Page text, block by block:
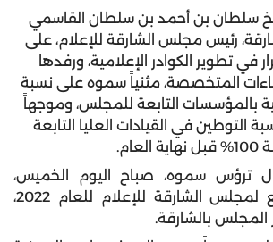
سلطان بن أحمد بن سلطان القاسمي
رئيس مجلس الشارقة للإعلام، على
في تطوير الكوادر الإعلامية، ورفدها
المتخصصة، مثنياً سموه على نسبة
بالمؤسسات التابعة للمجلس، وموجهاً
التوطين في القيادات العليا التابعة
ترؤس سموه، صباح اليوم الخميس،
الاجتماع الرابع لمجلس الشارقة للإعلام للعام 2022،
بالشارقة.